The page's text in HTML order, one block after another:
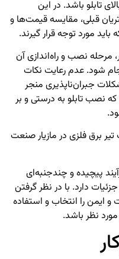
تابلو باشد. در این
قبلی، مقایسه قیمت‌ها و
مورد توجه قرار گیرند.
مرحله نصب و راه‌اندازی آن
شود. عدم رعایت نکات
جبران‌ناپذیری منجر
نصب تابلو به درستی و بر
تیر برق فلزی در مازیار صنعت
پیچیده و چندجنبه‌ای
دارد. با در نظر گرفتن
و ایمن را انتخاب و استفاده
نظر باشد.